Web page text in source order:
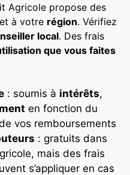
Agricole propose des
et à votre région. Vérifiez
local. Des frais
que vous faites
: soumis à intérêts,
en fonction du
vos remboursements
: gratuits dans
mais des frais
s’appliquer en cas